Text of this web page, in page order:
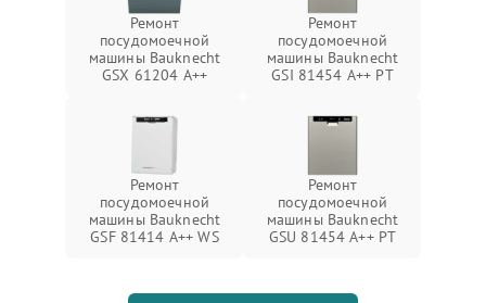
Ремонт
посудомоечной
машины Bauknecht
GSX 61204 A++
Ремонт
посудомоечной
машины Bauknecht
GSI 81454 A++ PT
Ремонт
посудомоечной
машины Bauknecht
GSF 81414 A++ WS
Ремонт
посудомоечной
машины Bauknecht
GSU 81454 A++ PT